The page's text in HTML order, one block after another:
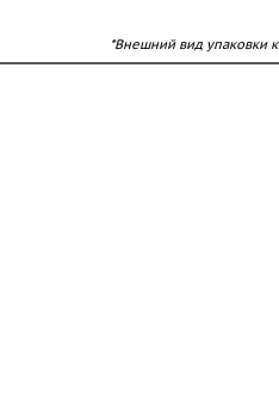
*Внешний вид упаковки